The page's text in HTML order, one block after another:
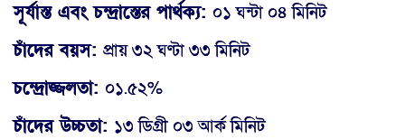
সূর্যাস্ত এবং চন্দ্রাস্তের পার্থক্য: ০১ ঘন্টা ০৪ মিনিট
চাঁদের বয়স: প্রায় ৩২ ঘণ্টা ৩৩ মিনিট
চন্দ্রোজ্জলতা: ০১.৫২%
চাঁদের উচ্চতা: ১৩ ডিগ্রী ০৩ আর্ক মিনিট